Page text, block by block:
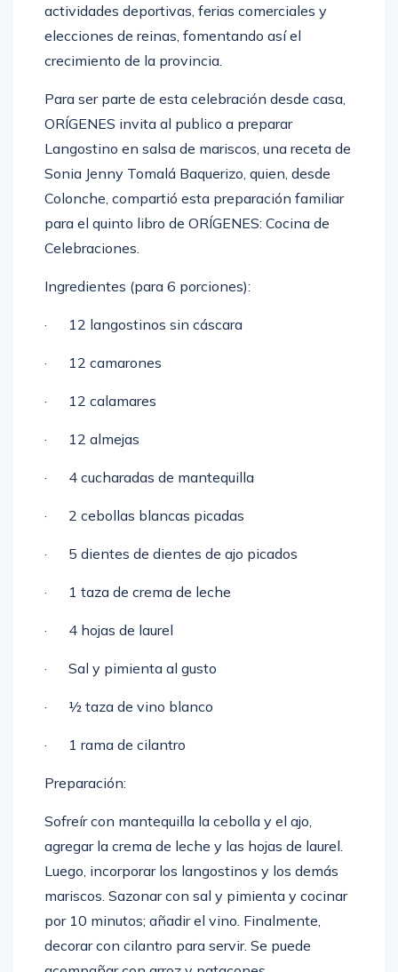
actividades deportivas, ferias comerciales y
elecciones de reinas, fomentando así el
crecimiento de la provincia.
Para ser parte de esta celebración desde casa,
ORÍGENES invita al publico a preparar
Langostino en salsa de mariscos, una receta de
Sonia Jenny Tomalá Baquerizo, quien, desde
Colonche, compartió esta preparación familiar
para el quinto libro de ORÍGENES: Cocina de
Celebraciones.
Ingredientes (para 6 porciones):
· 12 langostinos sin cáscara
· 12 camarones
· 12 calamares
· 12 almejas
· 4 cucharadas de mantequilla
· 2 cebollas blancas picadas
· 5 dientes de dientes de ajo picados
· 1 taza de crema de leche
· 4 hojas de laurel
· Sal y pimienta al gusto
· ½ taza de vino blanco
· 1 rama de cilantro
Preparación:
Sofreír con mantequilla la cebolla y el ajo,
agregar la crema de leche y las hojas de laurel.
Luego, incorporar los langostinos y los demás
mariscos. Sazonar con sal y pimienta y cocinar
por 10 minutos; añadir el vino. Finalmente,
decorar con cilantro para servir. Se puede